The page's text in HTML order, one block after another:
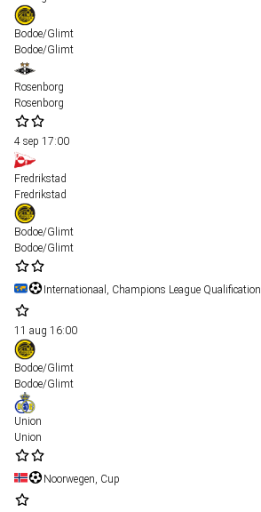
Bodoe/Glimt
Bodoe/Glimt
Rosenborg
Rosenborg
4 sep 17:00
Fredrikstad
Fredrikstad
Bodoe/Glimt
Bodoe/Glimt
Internationaal, Champions League Qualification
11 aug 16:00
Bodoe/Glimt
Bodoe/Glimt
Union
Union
Noorwegen, Cup